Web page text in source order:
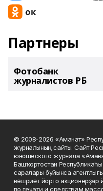
Партнеры
Фотобанк
журналистов РБ
© 2008-2026 «Аманат»
журналының сайты. Сайт
юношеского журнала
Башҡортостан
саралары буйынса
нәшриәт йорто акционерҙар
по печати и средствам